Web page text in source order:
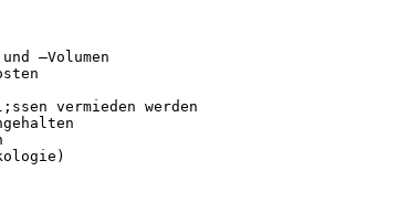
–Volumen
vermieden werden